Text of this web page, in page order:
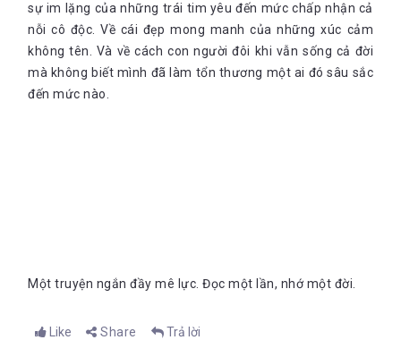
sự im lặng của những trái tim yêu đến mức chấp nhận cả
nỗi cô độc. Về cái đẹp mong manh của những xúc cảm
không tên. Và về cách con người đôi khi vẫn sống cả đời
mà không biết mình đã làm tổn thương một ai đó sâu sắc
đến mức nào.
Một truyện ngắn đầy mê lực. Đọc một lần, nhớ một đời.
Like Share Trả lời